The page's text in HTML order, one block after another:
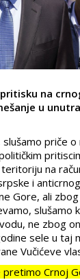
na
u
priče o
na
i
Gore, ali
slušamo
ne zbog
sele u taj
Vučićeve
Crnoj